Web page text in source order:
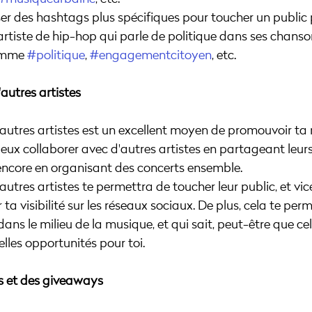
des hashtags plus spécifiques pour toucher un public
de hip-hop qui parle de politique dans ses
#politique, #engagementcitoyen, etc.
artistes
artistes est un excellent moyen de promouvoir ta
collaborer avec d'autres artistes en partageant
en organisant des concerts ensemble.
artistes te permettra de toucher leur public, et
visibilité sur les réseaux sociaux. De plus, cela te
le milieu de la musique, et qui sait, peut-être que
opportunités pour toi.
et des giveaways